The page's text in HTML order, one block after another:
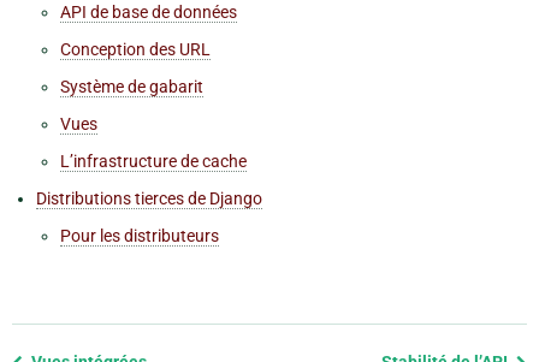
API de base de données
Conception des URL
Système de gabarit
Vues
L’infrastructure de cache
Distributions tierces de Django
Pour les distributeurs